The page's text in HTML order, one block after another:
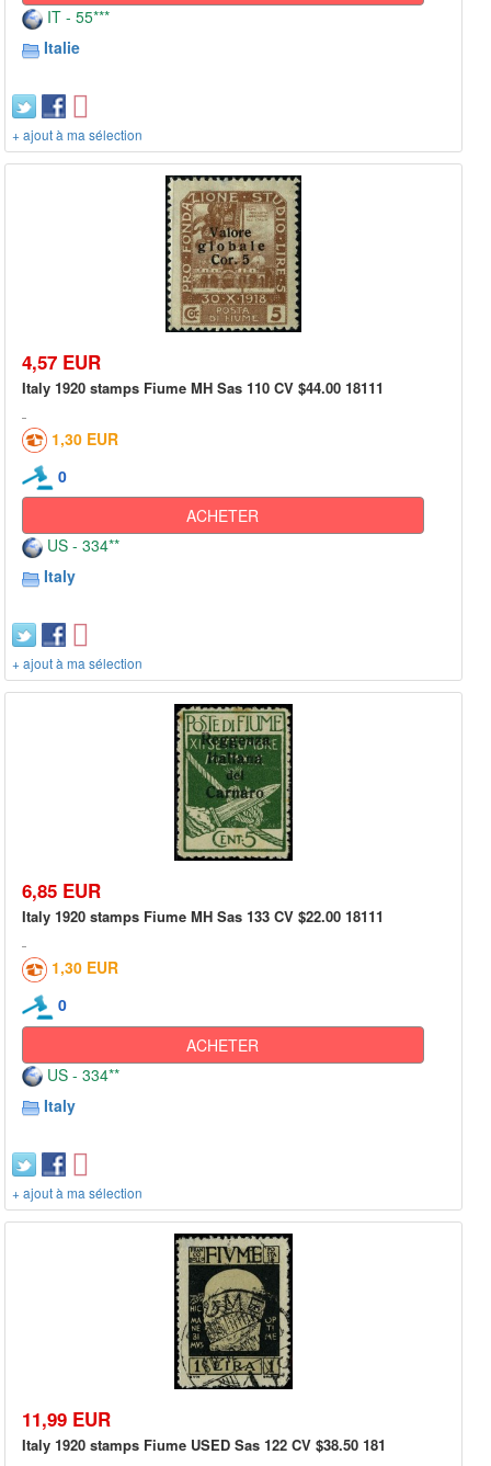
IT - 55***
Italie
+ ajout à ma sélection
4,57 EUR
Italy 1920 stamps Fiume MH Sas 110 CV $44.00 18111
1,30 EUR
0
ACHETER
US - 334**
Italy
+ ajout à ma sélection
6,85 EUR
Italy 1920 stamps Fiume MH Sas 133 CV $22.00 18111
1,30 EUR
0
ACHETER
US - 334**
Italy
+ ajout à ma sélection
11,99 EUR
Italy 1920 stamps Fiume USED Sas 122 CV $38.50 181